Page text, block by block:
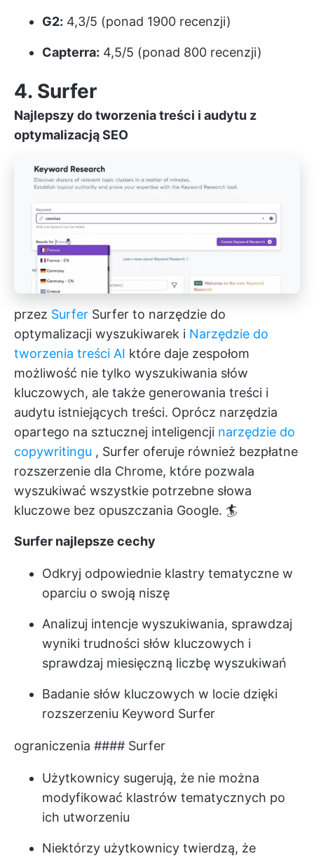
G2: 4,3/5 (ponad 1900 recenzji)
Capterra: 4,5/5 (ponad 800 recenzji)
4. Surfer
Najlepszy do tworzenia treści i audytu z
optymalizacją SEO
przez Surfer Surfer to narzędzie do
optymalizacji wyszukiwarek i Narzędzie do
tworzenia treści AI które daje zespołom
możliwość nie tylko wyszukiwania słów
kluczowych, ale także generowania treści i
audytu istniejących treści. Oprócz narzędzia
opartego na sztucznej inteligencji narzędzie do
copywritingu , Surfer oferuje również bezpłatne
rozszerzenie dla Chrome, które pozwala
wyszukiwać wszystkie potrzebne słowa
kluczowe bez opuszczania Google. 🏄
Surfer najlepsze cechy
Odkryj odpowiednie klastry tematyczne w
oparciu o swoją niszę
Analizuj intencje wyszukiwania, sprawdzaj
wyniki trudności słów kluczowych i
sprawdzaj miesięczną liczbę wyszukiwań
Badanie słów kluczowych w locie dzięki
rozszerzeniu Keyword Surfer
ograniczenia #### Surfer
Użytkownicy sugerują, że nie można
modyfikować klastrów tematycznych po
ich utworzeniu
Niektórzy użytkownicy twierdzą, że